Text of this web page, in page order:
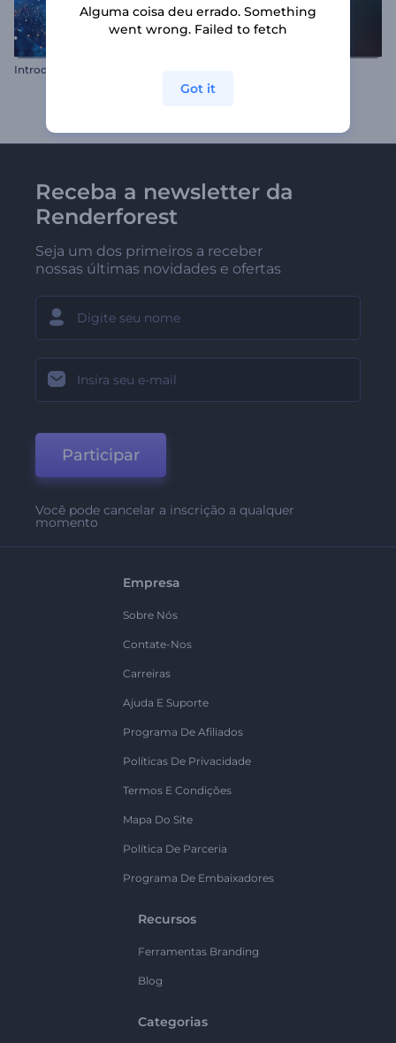
Receba a newsletter da
Renderforest
Seja um dos primeiros a receber
nossas últimas novidades e ofertas
Participar
Você pode cancelar a inscrição a qualquer
momento
Empresa
Sobre Nós
Contate-Nos
Carreiras
Ajuda E Suporte
Programa De Afiliados
Políticas De Privacidade
Termos E Condições
Mapa Do Site
Política De Parceria
Programa De Embaixadores
Recursos
Ferramentas Branding
Blog
Categorias
Alguma coisa deu errado. Something
went wrong. Failed to fetch
Got it